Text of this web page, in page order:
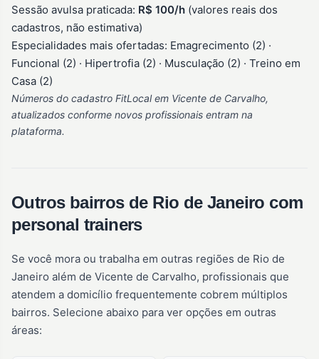
Sessão avulsa praticada: R$ 100/h (valores reais dos
cadastros, não estimativa)
Especialidades mais ofertadas: Emagrecimento (2) ·
Funcional (2) · Hipertrofia (2) · Musculação (2) · Treino em
Casa (2)
Números do cadastro FitLocal em Vicente de Carvalho,
atualizados conforme novos profissionais entram na
plataforma.
Outros bairros de Rio de Janeiro com
personal trainers
Se você mora ou trabalha em outras regiões de Rio de
Janeiro além de Vicente de Carvalho, profissionais que
atendem a domicílio frequentemente cobrem múltiplos
bairros. Selecione abaixo para ver opções em outras
áreas: